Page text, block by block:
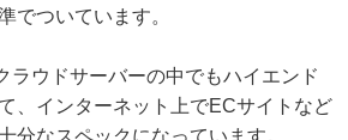
でついています。
ラウドサーバーの中でもハイエンド
、インターネット上でECサイトなど
分なスペックになっています。